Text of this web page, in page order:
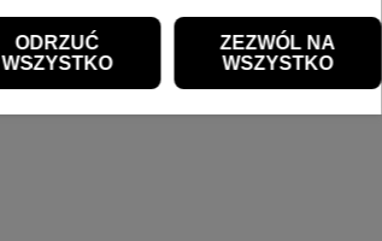
ODRZUĆ
WSZYSTKO
ZEZWÓL NA
WSZYSTKO